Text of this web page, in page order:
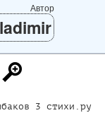
Автор
3 стихи.ру